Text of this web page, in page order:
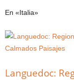
En «Italia»
Languedoc: